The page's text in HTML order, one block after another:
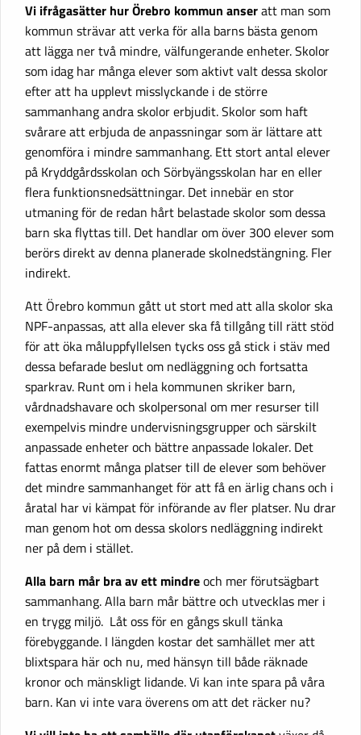
Vi ifrågasätter hur Örebro kommun anseratt man som
kommun strävar att verka för alla barns bästa genom
att lägga ner två mindre, välfungerande enheter. Skolor
som idag har många elever som aktivt valt dessa skolor
efter att ha upplevt misslyckande i de större
sammanhang andra skolor erbjudit. Skolor som haft
svårare att erbjuda de anpassningar som är lättare att
genomföra i mindre sammanhang. Ett stort antal elever
på Kryddgårdsskolan och Sörbyängsskolan har en eller
flera funktionsnedsättningar. Det innebär en stor
utmaning för de redan hårt belastade skolor som dessa
barn ska flyttas till. Det handlar om över 300 elever som
berörs direkt av denna planerade skolnedstängning. Fler
indirekt.
Att Örebro kommun gått ut stort med att alla skolor ska
NPF-anpassas, att alla elever ska få tillgång till rätt stöd
för att öka måluppfyllelsen tycks oss gå stick i stäv med
dessa befarade beslut om nedläggning och fortsatta
sparkrav. Runt om i hela kommunen skriker barn,
vårdnadshavare och skolpersonal om mer resurser till
exempelvis mindre undervisningsgrupper och särskilt
anpassade enheter och bättre anpassade lokaler. Det
fattas enormt många platser till de elever som behöver
det mindre sammanhanget för att få en ärlig chans och i
åratal har vi kämpat för införande av fler platser. Nu drar
man genom hot om dessa skolors nedläggning indirekt
ner på dem i stället.
Alla barn mår bra av ett mindreoch mer förutsägbart
sammanhang. Alla barn mår bättre och utvecklas mer i
en trygg miljö. Låt oss för en gångs skull tänka
förebyggande. I längden kostar det samhället mer att
blixtspara här och nu, med hänsyn till både räknade
kronor och mänskligt lidande. Vi kan inte spara på våra
barn. Kan vi inte vara överens om att det räcker nu?